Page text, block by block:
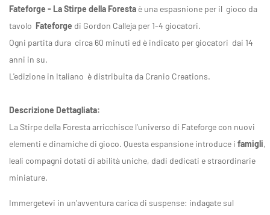
Fateforge - La Stirpe della Foresta è una espasnione per il gioco da
tavolo Fateforge di Gordon Calleja per 1-4 giocatori.
Ogni partita dura circa 60 minuti ed è indicato per giocatori dai 14
anni in su.
L'edizione in Italiano è distribuita da Cranio Creations.
Descrizione Dettagliata:
La Stirpe della Foresta arricchisce l'universo di Fateforge con nuovi
elementi e dinamiche di gioco. Questa espansione introduce i famigli,
leali compagni dotati di abilità uniche, dadi dedicati e straordinarie
miniature.
Immergetevi in un'avventura carica di suspense: indagate sul